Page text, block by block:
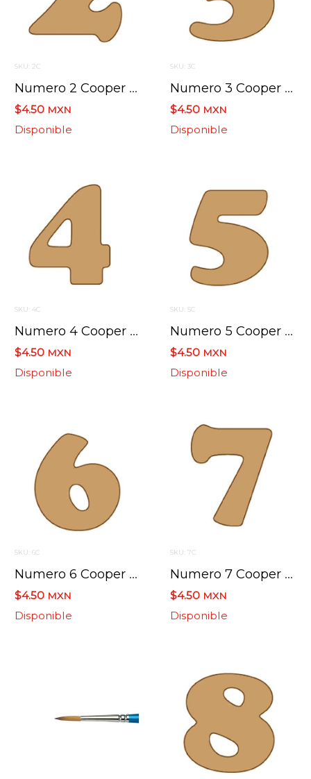
SKU: 2C
Numero 2 Cooper Mini 4 X 6 Cms.
$4.50 MXN
Disponible
SKU: 3C
Numero 3 Cooper Mini 4 X 6 Cms.
$4.50 MXN
Disponible
SKU: 4C
Numero 4 Cooper Mini 4 X 6 Cms.
$4.50 MXN
Disponible
SKU: 5C
Numero 5 Cooper Mini 4 X 6 Cms.
$4.50 MXN
Disponible
SKU: 6C
Numero 6 Cooper Mini 4 X 6 Cms.
$4.50 MXN
Disponible
SKU: 7C
Numero 7 Cooper Mini 4 X 6 Cms.
$4.50 MXN
Disponible